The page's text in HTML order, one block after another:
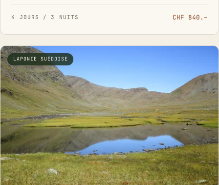
4 JOURS / 3 NUITS CHF 840.–
LAPONIE SUÉDOISE